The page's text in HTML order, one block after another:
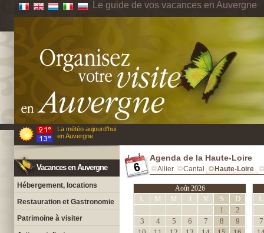
Le guide de vos vacances en Auvergne
La météo aujourd'hui
en Auvergne
Vacances en Auvergne
Hébergement, locations
Restauration et Gastronomie
Patrimoine à visiter
Agenda de la Haute-Loire
Allier Cantal Haute-Loire
Août 2026
L M M J V S
D
1
2
3
4 5 6 7 8
9
L
7